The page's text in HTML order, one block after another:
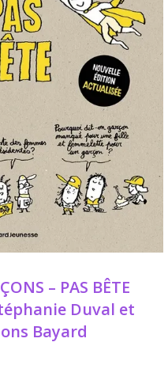
– PAS BÊTE
Duval et
Bayard